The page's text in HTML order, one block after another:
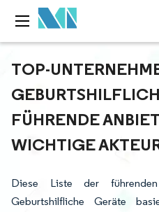
TOP-
FÜHRENDE
WICHTIGE
Diese Liste der
Geburtshilfliche Geräte